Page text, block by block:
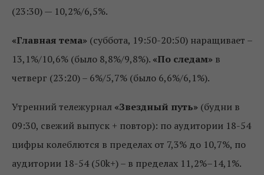
(23:30) — 10,2%/6,5%.
«Главная тема» (суббота, 19:50-20:50) наращивает –
13,1%/10,6% (было 8,8%/9,8%). «По следам» в
четверг (23:20) – 6%/5,7% (было 6,6%/6,1%).
Утренний тележурнал «Звездный путь» (будни в
09:30, свежий выпуск + повтор): по аудитории 18-54
цифры колеблются в пределах от 7,3% до 10,7%, по
аудитории 18-54 (50k+) – в пределах 11,2%–14,1%.